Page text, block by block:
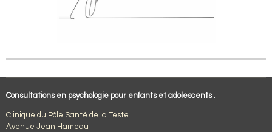
Consultations en psychologie pour enfants et adolescents:
Clinique du Pôle Santé de la Teste
Avenue Jean Hameau